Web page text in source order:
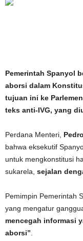
Pemerintah Spanyol
aborsi dalam
tujuan ini ke
teks anti-IVG, yang
Perdana Menteri,
bahwa eksekutif
untuk mengkonstitusi
sukarela, sejalan
Pemimpin Pemerintah
yang mengatur
mencegah informasi
aborsi”